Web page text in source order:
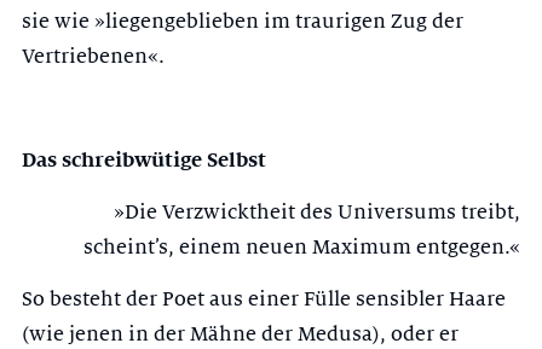
sie wie »liegengeblieben im trau­rigen Zug der
Vertriebenen«.
Das schreibwütige Selbst
»Die Verzwicktheit des Universums treibt,
scheint’s, einem neuen Maximum entgegen.«
So besteht der Poet aus einer Fülle sensibler Haare
(wie jenen in der Mähne der Medusa), oder er